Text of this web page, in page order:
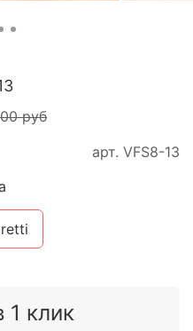
арт. VFS8-13
руб
1 клик